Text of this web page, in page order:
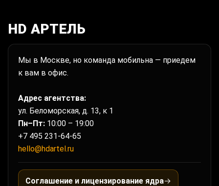
HD АРТЕЛЬ
Мы в Москве, но команда мобильна — приедем
к вам в офис.
Адрес агентства:
ул. Беломорская, д. 13, к 1
Пн–Пт: 10:00 – 19:00
+7 495 231-64-65
hello@hdartel.ru
Соглашение и лицензирование ядра→